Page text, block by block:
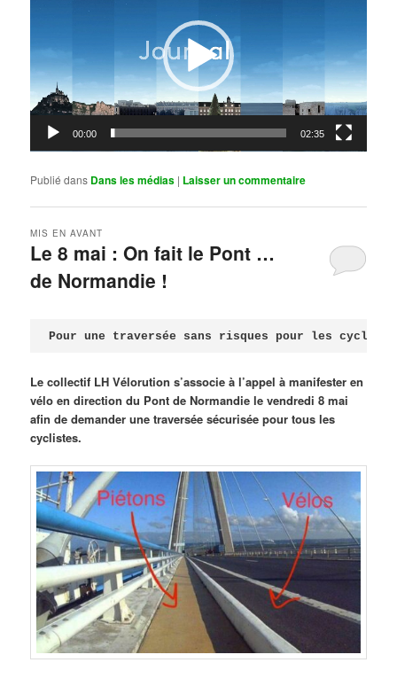
00:00 02:35
Publié dans Dans les médias | Laisser un commentaire
Le 8 mai : On fait le Pont …
de Normandie !
MIS EN AVANT
Pour une traversée sans risques pour les
Le collectif LH Vélorution s’associe à l’appel à manifester en
vélo en direction du Pont de Normandie le vendredi 8 mai
afin de demander une traversée sécurisée pour tous les
cyclistes.